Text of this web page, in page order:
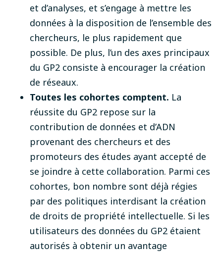
et d’analyses, et s’engage à mettre les
données à la disposition de l’ensemble des
chercheurs, le plus rapidement que
possible. De plus, l’un des axes principaux
du GP2 consiste à encourager la création
de réseaux.
Toutes les cohortes comptent. La
réussite du GP2 repose sur la
contribution de données et d’ADN
provenant des chercheurs et des
promoteurs des études ayant accepté de
se joindre à cette collaboration. Parmi ces
cohortes, bon nombre sont déjà régies
par des politiques interdisant la création
de droits de propriété intellectuelle. Si les
utilisateurs des données du GP2 étaient
autorisés à obtenir un avantage